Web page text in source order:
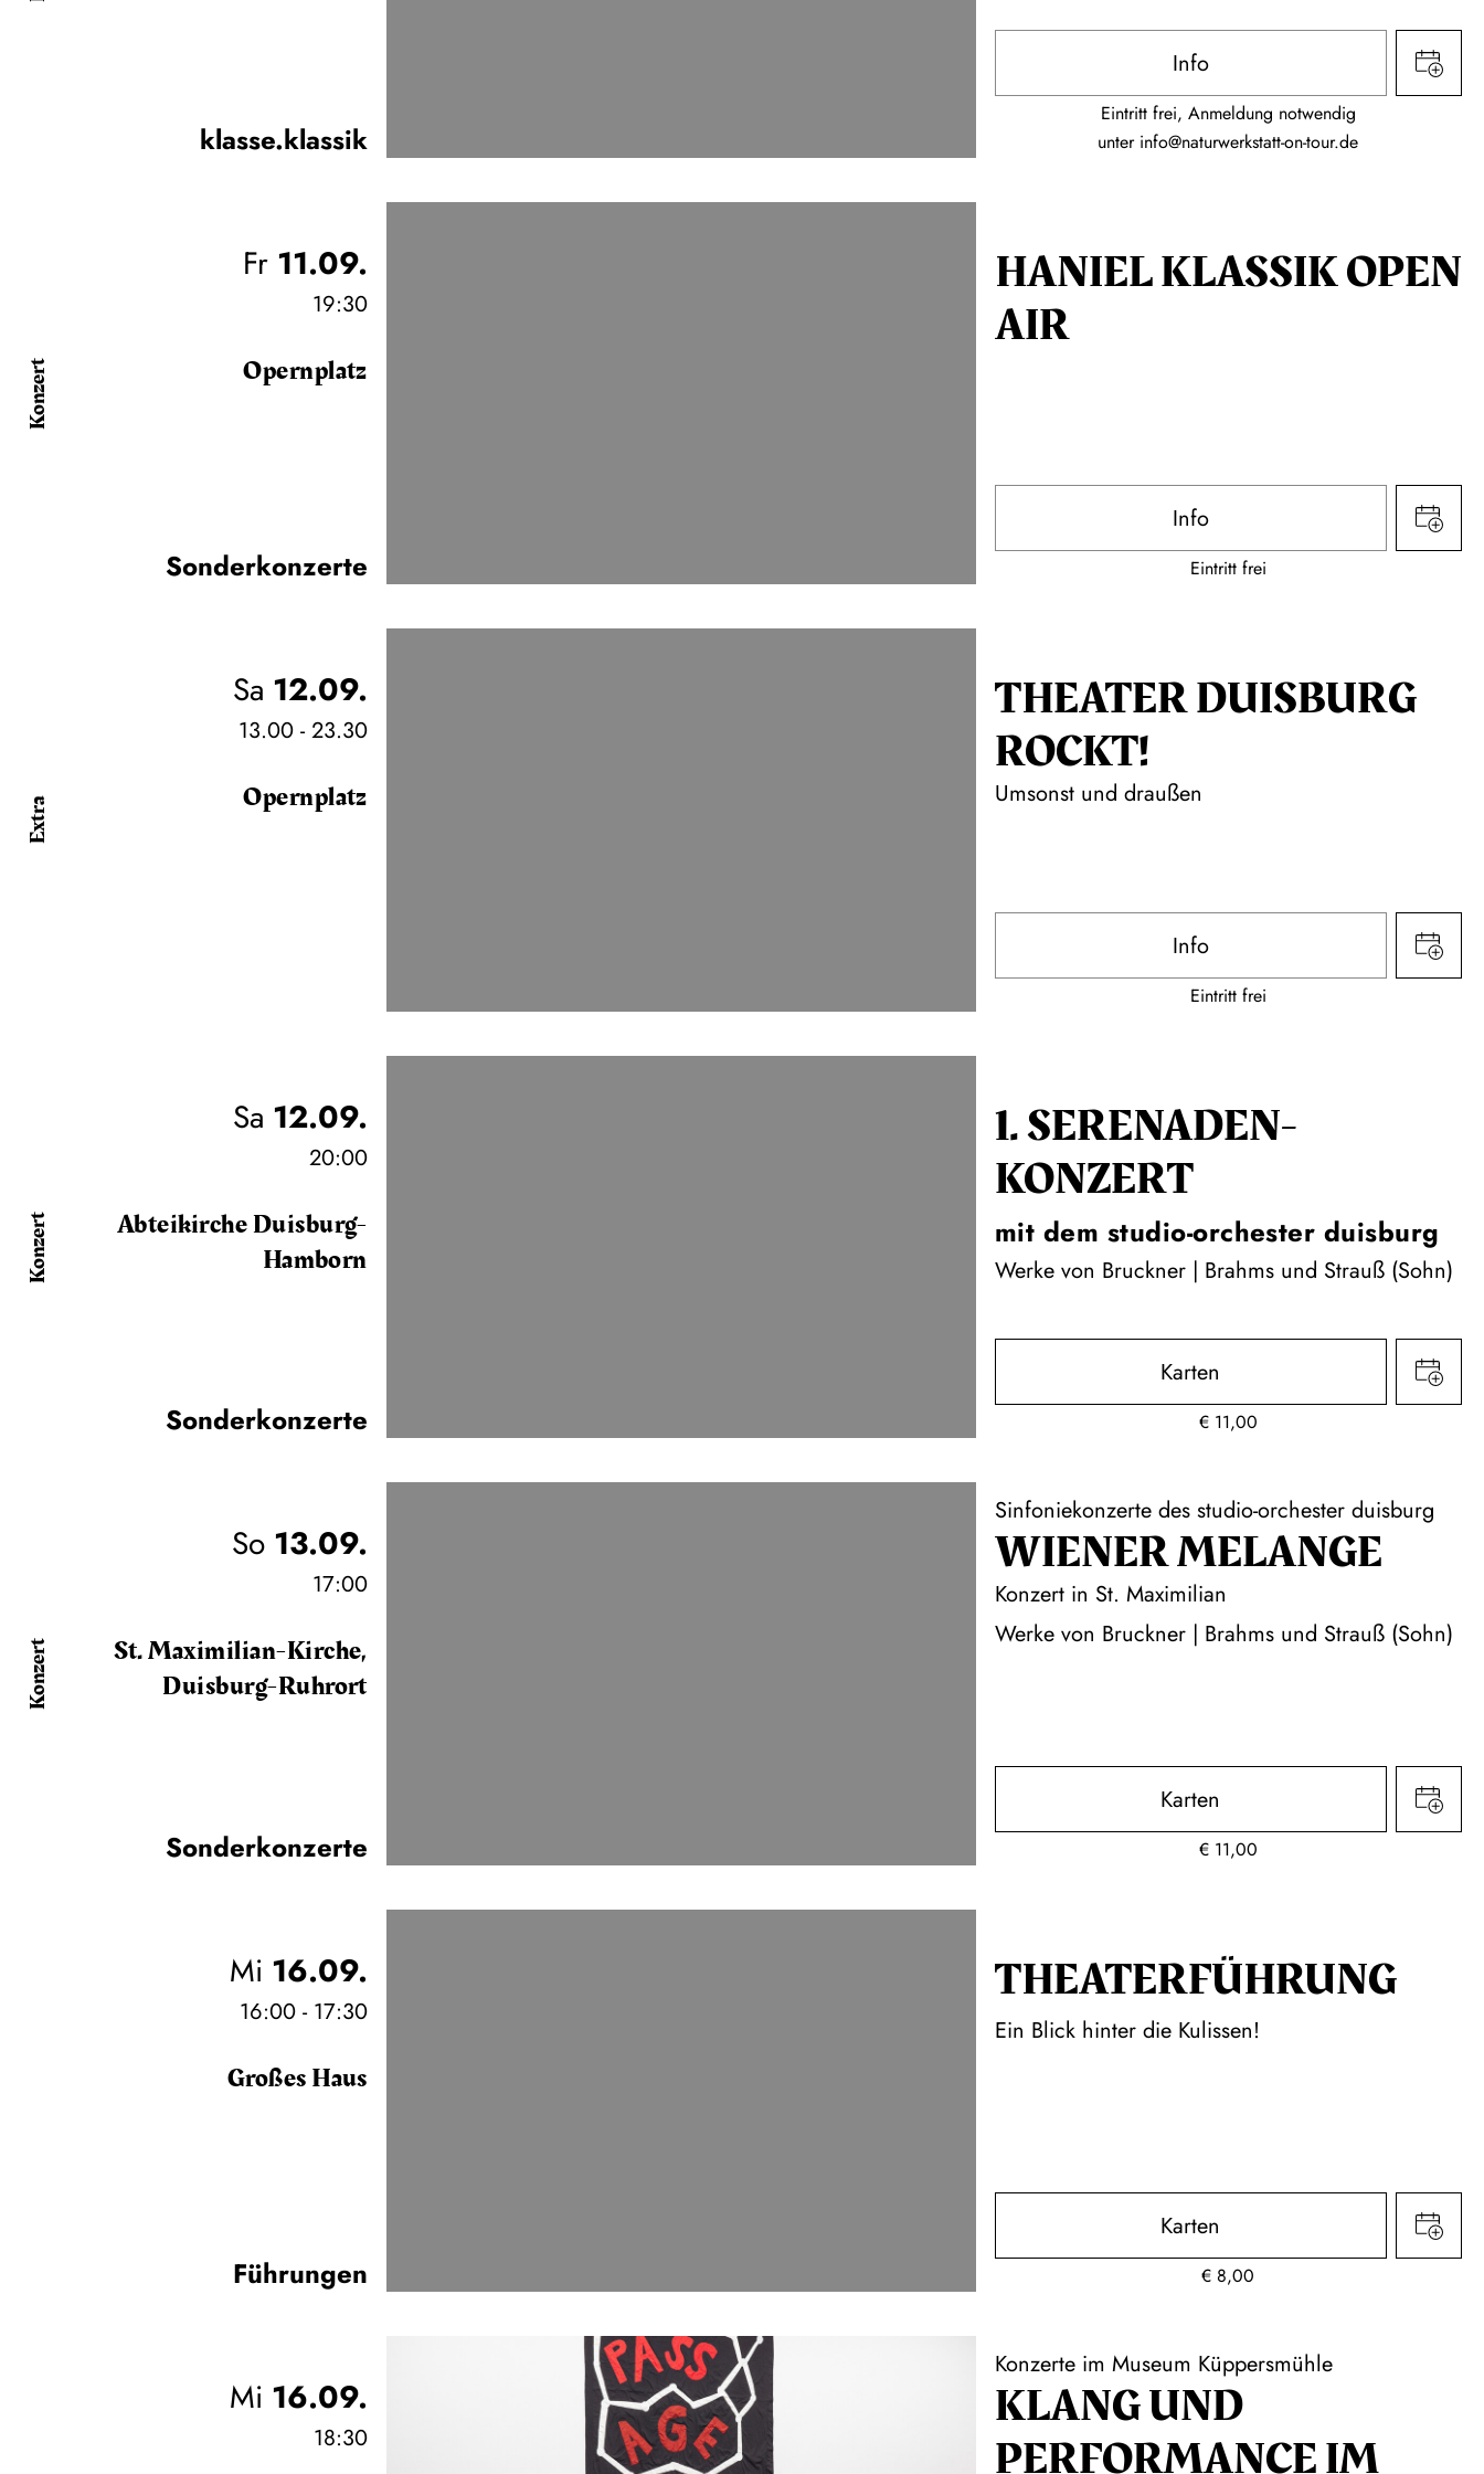
klasse.klassik
Info
Eintritt frei, Anmeldung notwendig
unter info@naturwerkstatt-on-tour.de
Konzert
Fr 11.09.
19:30
Opernplatz
Sonderkonzerte
HANIEL KLASSIK OPEN
AIR
Info
Eintritt frei
Extra
Sa 12.09.
13.00 - 23.30
Opernplatz
THEATER DUISBURG
ROCKT!
Umsonst und draußen
Info
Eintritt frei
Konzert
Sa 12.09.
20:00
Abteikirche Duisburg-
Hamborn
Sonderkonzerte
1. SERENADEN­
KONZERT
mit dem studio-orchester duisburg
Werke von Bruckner | Brahms und Strauß (Sohn)
Karten
€ 11,00
Konzert
So 13.09.
17:00
St. Maximilian-Kirche,
Duisburg-Ruhrort
Sonderkonzerte
Sinfoniekonzerte des studio-orchester duisburg
WIENER MELANGE
Konzert in St. Maximilian
Werke von Bruckner | Brahms und Strauß (Sohn)
Karten
€ 11,00
Mi 16.09.
16:00 - 17:30
Großes Haus
Führungen
THEATER­FÜHR­UNG
Ein Blick hinter die Kulissen!
Karten
€ 8,00
Mi 16.09.
18:30
Konzerte im Museum Küppersmühle
KLANG UND
PERFORMANCE IM